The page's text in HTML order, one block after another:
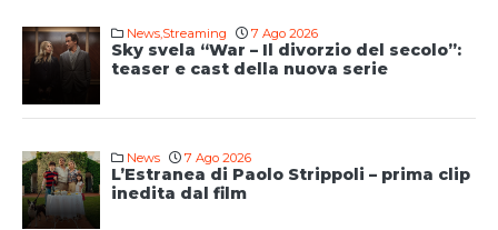
News,Streaming 7 Ago 2026
Sky svela “War – Il divorzio del secolo”:
teaser e cast della nuova serie
News 7 Ago 2026
L’Estranea di Paolo Strippoli – prima clip
inedita dal film